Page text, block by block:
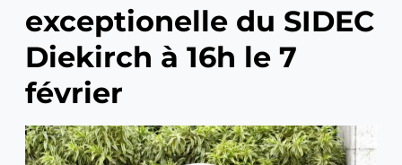
Diekirch
16h
le
exceptionelle du SIDEC
Diekirch à 16h le 7
février